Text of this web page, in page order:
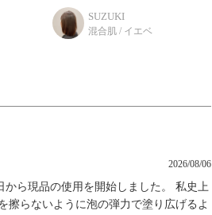
生泥感触のペーストが三段階に質
感変化。 研ぎ澄ましたように、す
べらかで明るい肌
SUZUKI
混合肌 / イエベ
2026/08/06
ら現品の使用を開始しました。 私史上
擦らないように泡の弾力で塗り広げるよ